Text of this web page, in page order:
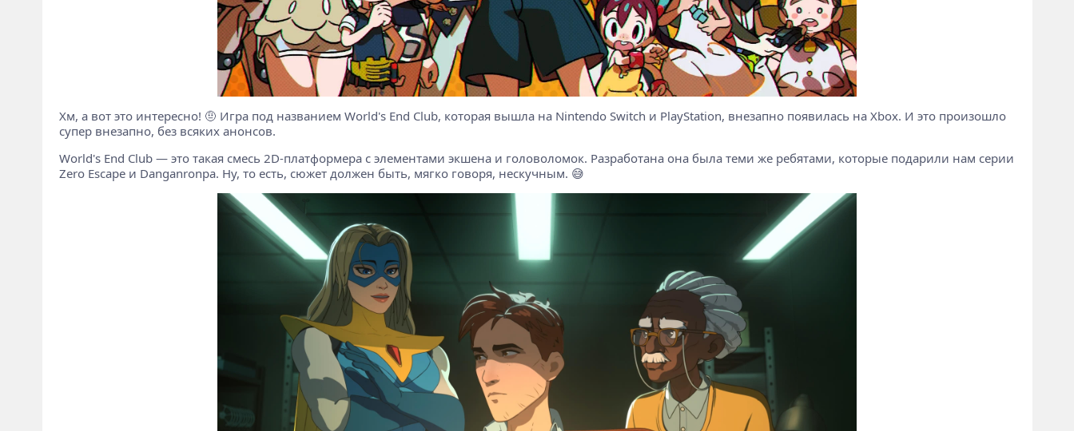
Хм, а вот это интересно! 🤨 Игра под названием World's End Club, которая вышла на Nintendo Switch и PlayStation, внезапно появилась на Xbox. И это произошло
супер внезапно, без всяких анонсов.
World's End Club — это такая смесь 2D-платформера с элементами экшена и головоломок. Разработана она была теми же ребятами, которые подарили нам серии
Zero Escape и Danganronpa. Ну, то есть, сюжет должен быть, мягко говоря, нескучным. 😅